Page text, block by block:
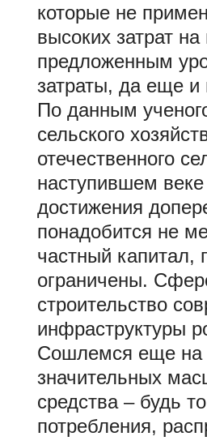
которые не
высоких затрат
предложенным
затраты, да еще
По данным
сельского
отечественного
наступившем
достижения
понадобится не
частный капитал,
ограничены.
строительство
инфраструктуры
Сошлемся еще на
значительных
средства – будь
потребления,